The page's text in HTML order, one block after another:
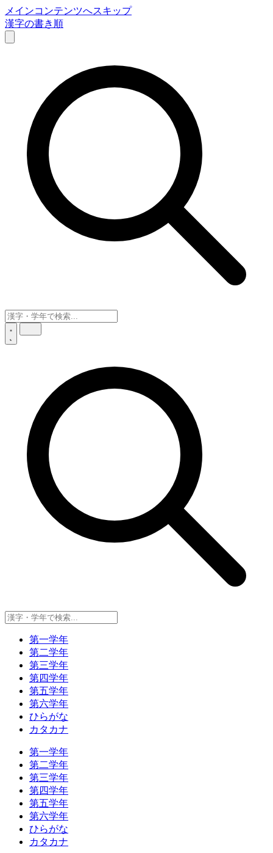
メインコンテンツへスキップ
漢字の書き順
第一学年
第二学年
第三学年
第四学年
第五学年
第六学年
ひらがな
カタカナ
第一学年
第二学年
第三学年
第四学年
第五学年
第六学年
ひらがな
カタカナ